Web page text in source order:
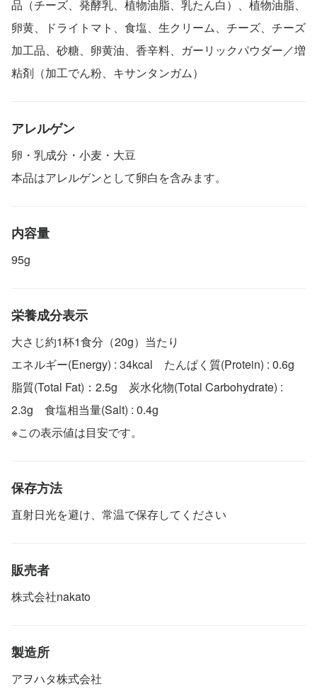
品（チーズ、発酵乳、植物油脂、乳たん白）、植物油脂、
卵黄、ドライトマト、食塩、生クリーム、チーズ、チーズ
加工品、砂糖、卵黄油、香辛料、ガーリックパウダー／増
粘剤（加工でん粉、キサンタンガム）
アレルゲン
卵・乳成分・小麦・大豆
本品はアレルゲンとして卵白を含みます。
内容量
95g
栄養成分表示
大さじ約1杯1食分（20g）当たり
エネルギー(Energy) : 34kcal たんぱく質(Protein) : 0.6g
脂質(Total Fat)：2.5g 炭水化物(Total Carbohydrate) :
2.3g 食塩相当量(Salt) : 0.4g
※この表示値は目安です。
保存方法
直射日光を避け、常温で保存してください
販売者
株式会社nakato
製造所
アヲハタ株式会社